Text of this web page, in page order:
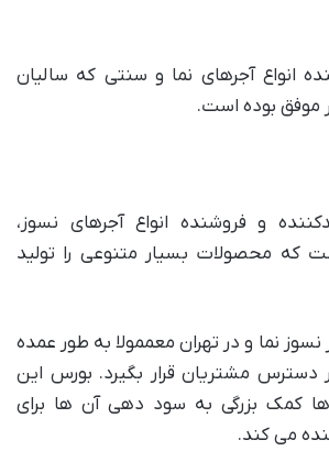
انواع آجر‌های نما و سنتی که سالیان
موفق بوده است.
و فروشنده انواع آجر‌های نسوز،
که محصولات بسیار متنوعی را تولید
نما و در تهران معممولا به طور عمده
دسترس مشتریان قرار بگیرد. بورس این
ها کمک بزرگی به سود دهی آن ها برای
می کند.